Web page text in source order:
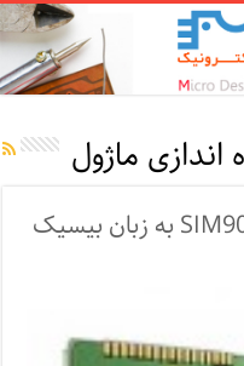
اندازی ماژول